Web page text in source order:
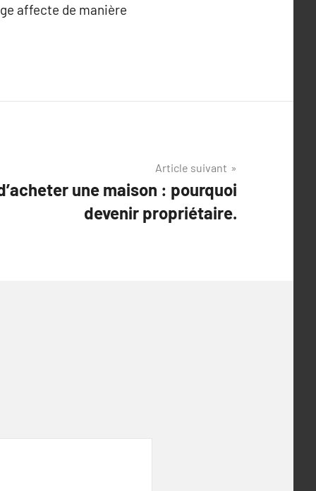
affecte de manière
Article suivant
une maison : pourquoi
devenir propriétaire.